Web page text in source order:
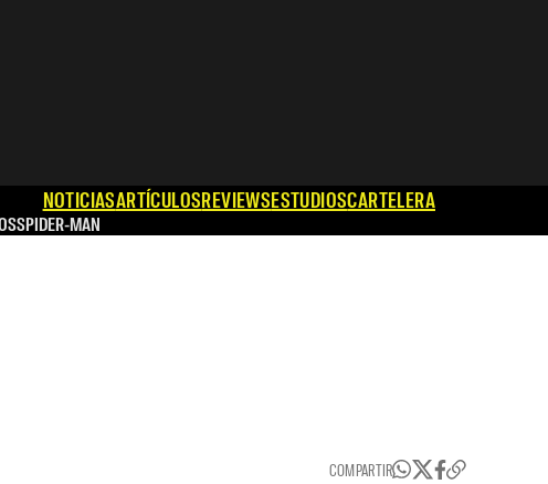
NOTICIASARTÍCULOSREVIEWSESTUDIOSCARTELERA
SPIDER-MAN
COMPARTIR